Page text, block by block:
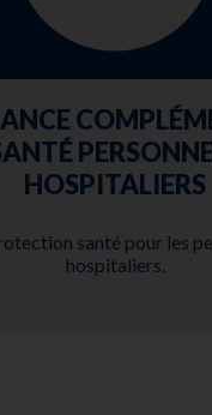
HOSPITALIERS
santé pour les
hospitaliers.